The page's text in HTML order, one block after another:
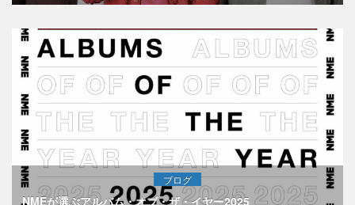
ブログ
NMEが選ぶアルバム・オブ・ザ・イヤー2025